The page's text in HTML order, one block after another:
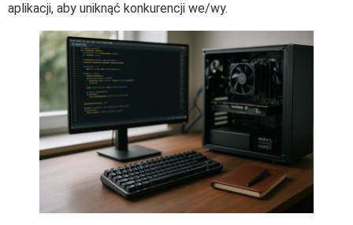
aplikacji, aby uniknąć konkurencji we/wy.